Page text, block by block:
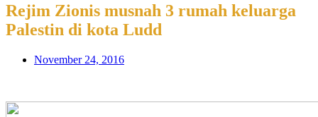
Rejim Zionis musnah 3 rumah keluarga
Palestin di kota Ludd
November 24, 2016